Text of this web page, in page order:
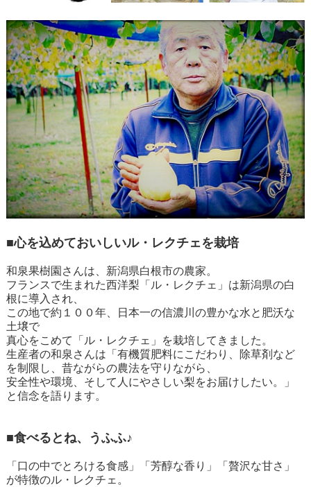
■心を込めておいしいル・レクチェを栽培
和泉果樹園さんは、新潟県白根市の農家。
フランスで生まれた西洋梨「ル・レクチェ」は新潟県の白
根に導入され、
この地で約１００年、日本一の信濃川の豊かな水と肥沃な
土壌で
真心をこめて「ル・レクチェ」を栽培してきました。
生産者の和泉さんは「有機質肥料にこだわり、除草剤など
を制限し、昔ながらの農法を守りながら、
安全性や環境、そして人にやさしい梨をお届けしたい。」
と信念を語ります。
■食べるとね、うふふ♪
「口の中でとろける食感」「芳醇な香り」「贅沢な甘さ」
が特徴のル・レクチェ。